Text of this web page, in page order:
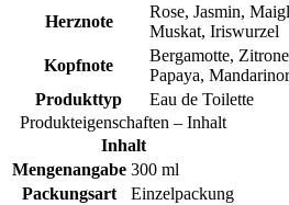
Herznote
Rose, Jasmin,
Muskat, Iriswurzel
Kopfnote
Bergamotte,
Papaya,
Produkttyp
Eau de Toilette
Produkteigenschaften – Inhalt
Inhalt
Mengenangabe 300 ml
Packungsart
Einzelpackung